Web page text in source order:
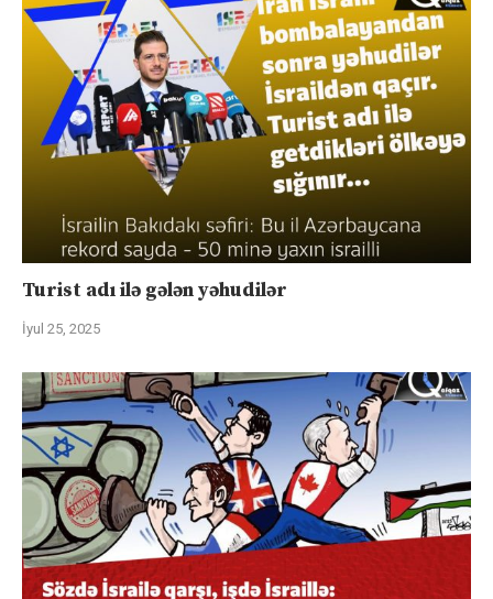
Turist adı ilə gələn yəhudilər
İyul 25, 2025